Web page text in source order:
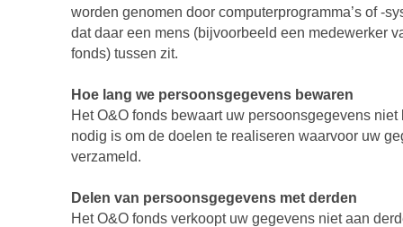
worden genomen door computerprogramma’s of -
dat daar een mens (bijvoorbeeld een medewerker
fonds) tussen zit.
Hoe lang we persoonsgegevens bewaren
Het O&O fonds bewaart uw persoonsgegevens niet
nodig is om de doelen te realiseren waarvoor uw
verzameld.
Delen van persoonsgegevens met derden
Het O&O fonds verkoopt uw gegevens niet aan